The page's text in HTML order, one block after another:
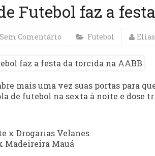
Futebol faz a
Sem Comentário Futebol
mais uma vez suas portas para
de futebol na sexta à noite e dose
x Drogarias Velanes
Madeireira Mauá